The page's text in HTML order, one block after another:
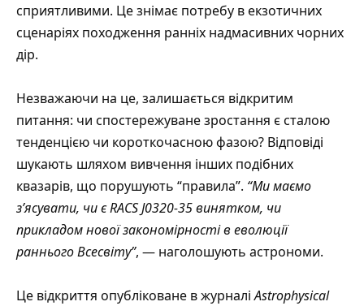
сприятливими. Це знімає потребу в екзотичних
сценаріях походження ранніх надмасивних чорних
дір.
Незважаючи на це, залишається відкритим
питання: чи спостережуване зростання є сталою
тенденцією чи короткочасною фазою? Відповіді
шукають шляхом вивчення інших подібних
квазарів, що порушують “правила”. “Ми маємо
з’ясувати, чи є RACS J0320-35 винятком, чи
прикладом нової закономірності в еволюції
раннього Всесвіту”, — наголошують астрономи.
Це відкриття опубліковане в журналіAstrophysical